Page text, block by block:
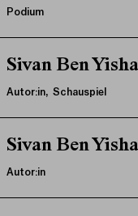
Podium
Sivan Ben
Autor:in, Schauspiel
Sivan Ben
Autor:in